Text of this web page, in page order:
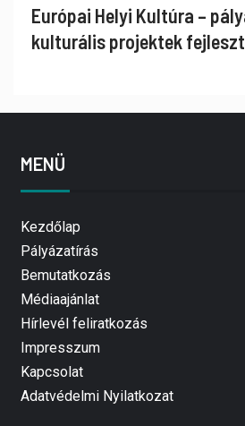
Európai Helyi Kultúra –
kulturális projektek
MENÜ
Kezdőlap
Pályázatírás
Bemutatkozás
Médiaajánlat
Hírlevél feliratkozás
Impresszum
Kapcsolat
Adatvédelmi Nyilatkozat